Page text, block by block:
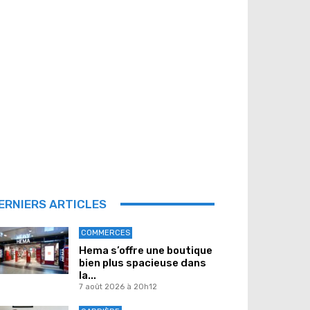
ARTICLES
COMMERCES
Hema s’offre une boutique
bien plus spacieuse dans
la...
7 août 2026 à 20h12